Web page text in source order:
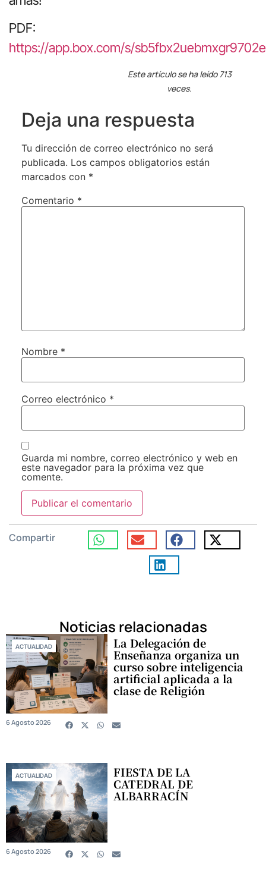
PDF:
https://app.box.com/s/
Este artículo se ha leído 713
veces.
Deja una respuesta
Tu dirección de correo electrónico no será
publicada. Los campos obligatorios están
marcados con *
Comentario *
Nombre *
Correo electrónico *
Guarda mi nombre, correo electrónico y web en
este navegador para la próxima vez que
comente.
Compartir
Noticias relacionadas
ACTUALIDAD La Delegación de
Enseñanza organiza un
curso sobre inteligencia
artificial aplicada a la
clase de Religión
6 Agosto 2026
ACTUALIDAD FIESTA DE LA
CATEDRAL DE
ALBARRACÍN
6 Agosto 2026